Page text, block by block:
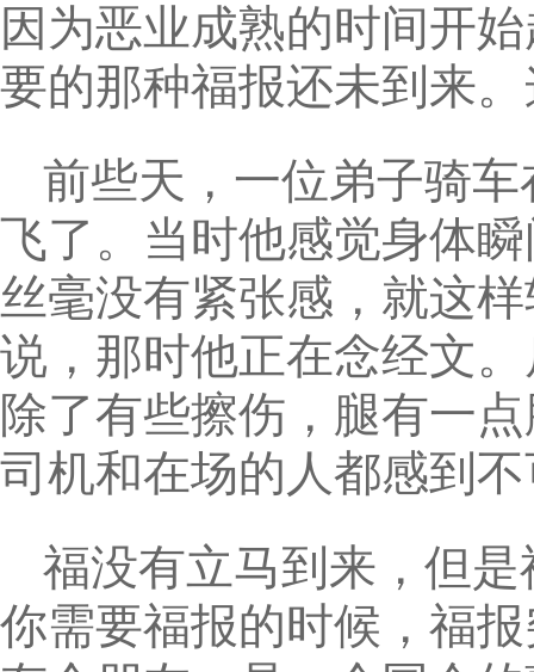
因为恶业成熟的时间开
要的那种福报还未到来
前些天，一位弟子骑
飞了。当时他感觉身体
丝毫没有紧张感，就这
说，那时他正在念经文
除了有些擦伤，腿有一
司机和在场的人都感到
福没有立马到来，但
你需要福报的时候，福